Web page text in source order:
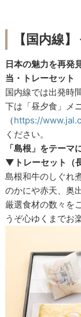
【国内線
日本の魅力を再発
当・トレーセット
国内線では出発時
下は「昼夕食」メ
（https://
ください。
「島根」をテーマ
▼トレーセット（
島根和牛のしぐれ
のかにや赤天、奥
厳選食材の数々を
うぞ心ゆくまでお